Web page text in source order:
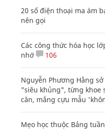
20 số điện thoại ma ám
nên gọi
Các công thức hóa học
nhớ
106
Nguyễn Phương Hằng
"siêu khủng", từng khoe
cân, mắng cựu mẫu
Mẹo học thuộc Bảng